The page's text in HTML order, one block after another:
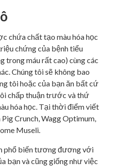
chứa chất tạo màu hóa học
chứng của bệnh tiểu
máu rất cao) cùng các
Chúng tôi sẽ không bao
tôi hoặc của bạn ăn bất cứ
chấp thuận trước và thứ
hóa học. Tại thời điểm viết
Pig Crunch, Wagg Optimum,
Museli.
phổ biến tương đương với
bạn và cũng giống như việc